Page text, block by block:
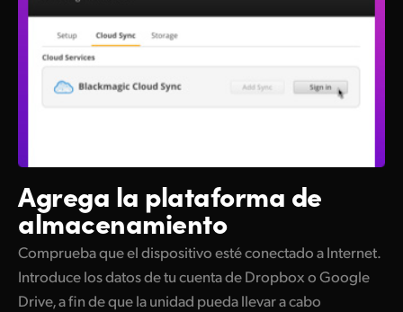
Agrega la plataforma de
almacenamiento
Comprueba que el dispositivo esté conectado a Internet.
Introduce los datos de tu cuenta de Dropbox o Google
Drive, a fin de que la unidad pueda llevar a cabo